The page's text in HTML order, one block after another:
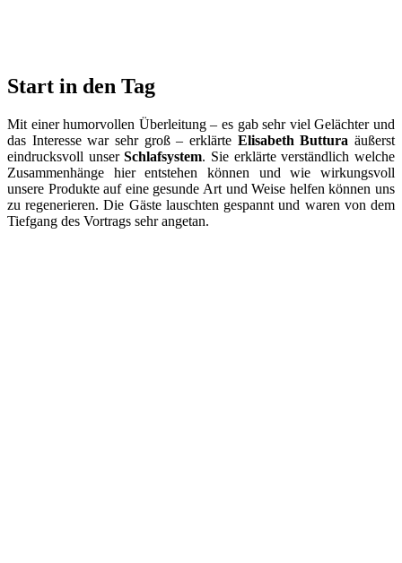
Start in den Tag
Mit einer humorvollen Überleitung – es gab sehr viel Gelächter und
das Interesse war sehr groß – erklärte Elisabeth Buttura äußerst
eindrucksvoll unserSchlafsystem. Sie erklärte verständlich welche
Zusammenhänge hier entstehen können und wie wirkungsvoll
unsere Produkte auf eine gesunde Art und Weise helfen können uns
zu regenerieren. Die Gäste lauschten gespannt und waren von dem
Tiefgang des Vortrags sehr angetan.